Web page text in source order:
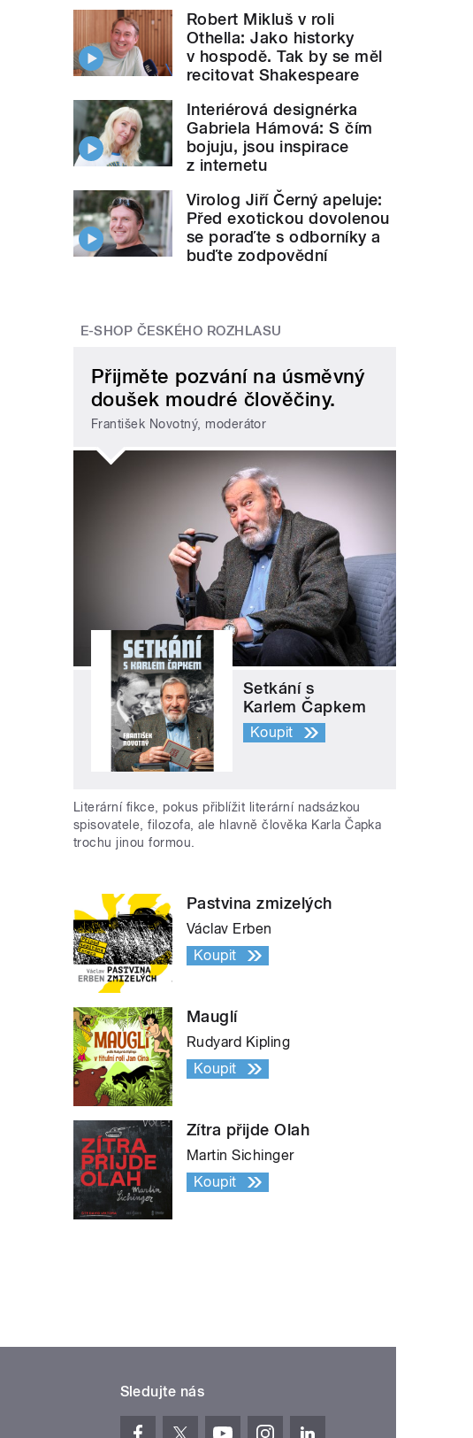
Robert Mikluš v roli
Othella: Jako historky
v hospodě. Tak by se měl
recitovat Shakespeare
Interiérová designérka
Gabriela Hámová: S čím
bojuju, jsou inspirace
z internetu
Virolog Jiří Černý apeluje:
Před exotickou dovolenou
se poraďte s odborníky a
buďte zodpovědní
E-SHOP ČESKÉHO ROZHLASU
Přijměte pozvání na úsměvný
doušek moudré člověčiny.
František Novotný, moderátor
Setkání s
Karlem Čapkem
Koupit
Literární fikce, pokus přiblížit literární nadsázkou
spisovatele, filozofa, ale hlavně člověka Karla Čapka
trochu jinou formou.
Pastvina zmizelých
Václav Erben
Koupit
Mauglí
Rudyard Kipling
Koupit
Zítra přijde Olah
Martin Sichinger
Koupit
Sledujte nás